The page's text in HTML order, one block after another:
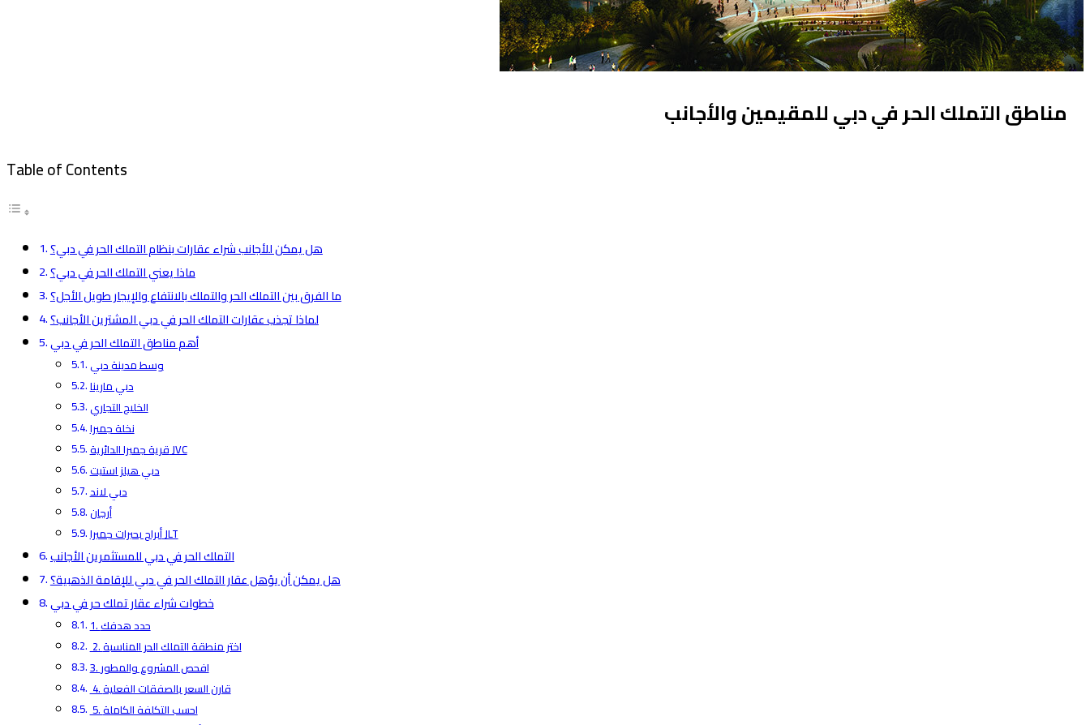
مناطق التملك الحر في دبي للمقيمين والأجانب
Table of Contents
هل يمكن للأجانب شراء عقارات بنظام التملك الحر في دبي؟
ماذا يعني التملك الحر في دبي؟
ما الفرق بين التملك الحر والتملك بالانتفاع والإيجار طويل الأجل؟
لماذا تجذب عقارات التملك الحر في دبي المشترين الأجانب؟
أهم مناطق التملك الحر في دبي
وسط مدينة دبي
دبي مارينا
الخليج التجاري
نخلة جميرا
قرية جميرا الدائرية JVC
دبي هيلز استيت
دبي لاند
أرجان
أبراج بحيرات جميرا JLT
التملك الحر في دبي للمستثمرين الأجانب
هل يمكن أن يؤهل عقار التملك الحر في دبي للإقامة الذهبية؟
خطوات شراء عقار تملك حر في دبي
1. حدد هدفك
2. اختر منطقة التملك الحر المناسبة
3. افحص المشروع والمطور
4. قارن السعر بالصفقات الفعلية
5. احسب التكلفة الكاملة